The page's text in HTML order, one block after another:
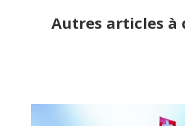
Autres articles à